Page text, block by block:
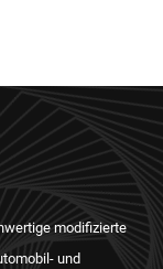
modifizierte
und